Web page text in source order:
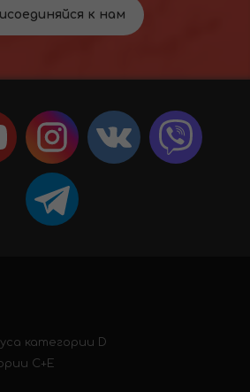
к нам
категории D
C+E